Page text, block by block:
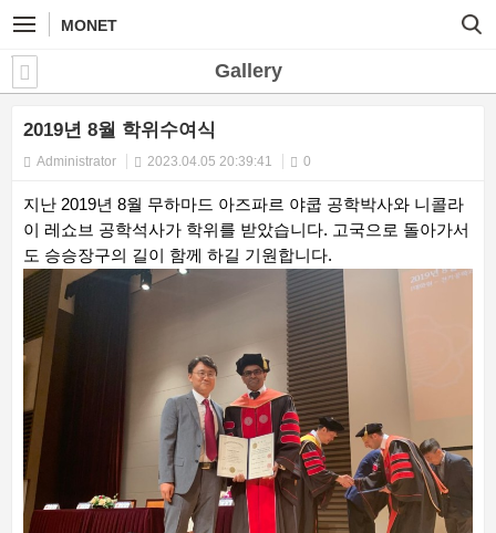
MONET
Gallery
2019년 8월 학위수여식
Administrator 2023.04.05 20:39:41 0
지난 2019년 8월 무하마드 아즈파르 야쿱 공학박사와 니콜라
이 레쇼브 공학석사가 학위를 받았습니다. 고국으로 돌아가서
도 승승장구의 길이 함께 하길 기원합니다.